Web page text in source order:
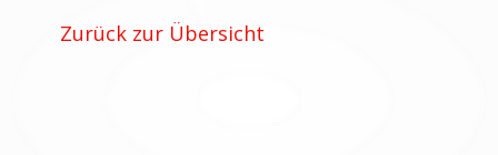
Zurück zur Übersicht